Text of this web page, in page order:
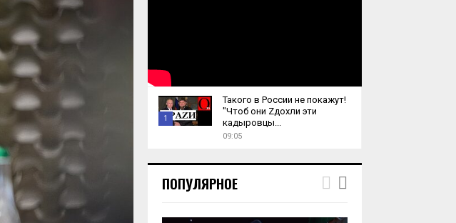
1
u
m
Такого в России не покажут!
"Чтоб они Zдохли эти
кадыровцы...
09:05
ПОПУЛЯРНОЕ